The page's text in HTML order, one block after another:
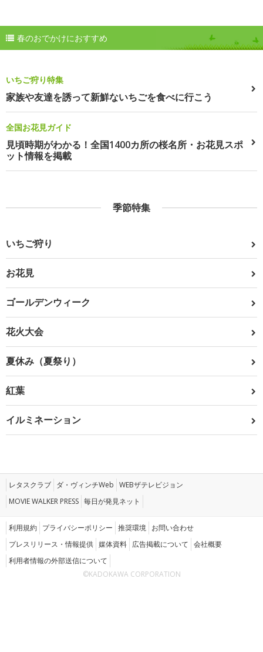
春のおでかけにおすすめ
いちご狩り特集
家族や友達を誘って新鮮ないちごを食べに行こう
全国お花見ガイド
見頃時期がわかる！全国1400カ所の桜名所・お花見スポ
ット情報を掲載
季節特集
いちご狩り
お花見
ゴールデンウィーク
花火大会
夏休み（夏祭り）
紅葉
イルミネーション
レタスクラブ ダ・ヴィンチWeb WEBザテレビジョン
MOVIE WALKER PRESS 毎日が発見ネット
利用規約 プライバシーポリシー 推奨環境 お問い合わせ
プレスリリース・情報提供 媒体資料 広告掲載について 会社概要
利用者情報の外部送信について
©KADOKAWA CORPORATION